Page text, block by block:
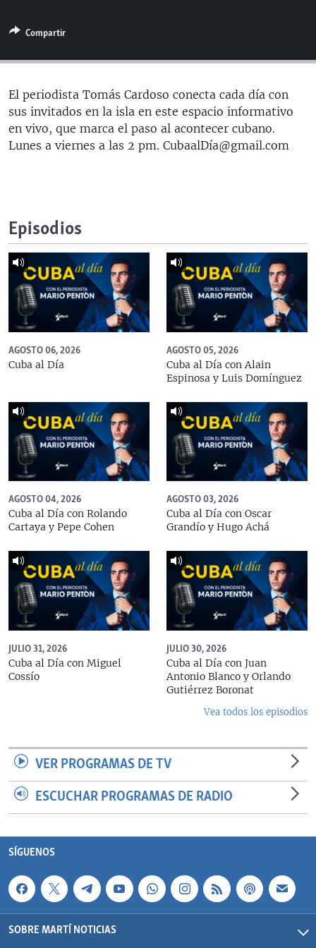
ESPECIALES
ESPECIALES
LA REALIDAD DE LA VIVIENDA EN CUBA
SER VIEJO EN CUBA
KENTU-CUBANO
MULTIMEDIA
EDITORIALES
SÍGUENOS
Compartir
El periodista Tomás Cardoso conecta cada día con
sus invitados en la isla en este espacio informativo
en vivo, que marca el paso al acontecer cubano.
Lunes a viernes a las 2 pm. CubaalDía@gmail.com
Episodios
AGOSTO 06, 2026
Cuba al Día
AGOSTO 05, 2026
Cuba al Día con Alain
Espinosa y Luis Domínguez
AGOSTO 04, 2026
Cuba al Día con Rolando
Cartaya y Pepe Cohen
AGOSTO 03, 2026
Cuba al Día con Oscar
Grandío y Hugo Achá
JULIO 31, 2026
Cuba al Día con Miguel
Cossío
JULIO 30, 2026
Cuba al Día con Juan
Antonio Blanco y Orlando
Gutiérrez Boronat
Vea todos los episodios
VER PROGRAMAS DE TV
ESCUCHAR PROGRAMAS DE RADIO
SÍGUENOS
SOBRE MARTÍ NOTICIAS